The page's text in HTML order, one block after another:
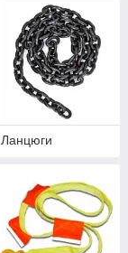
Ланцюги